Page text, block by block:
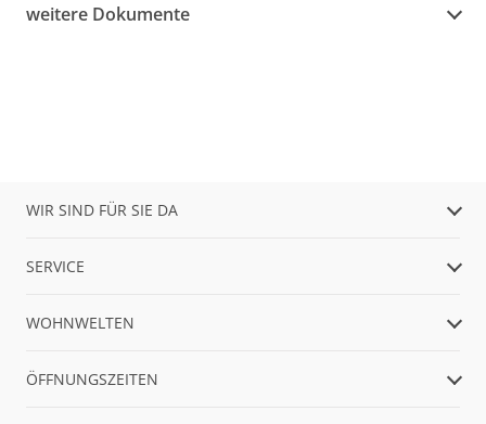
weitere Dokumente
WIR SIND FÜR SIE DA
SERVICE
WOHNWELTEN
ÖFFNUNGSZEITEN